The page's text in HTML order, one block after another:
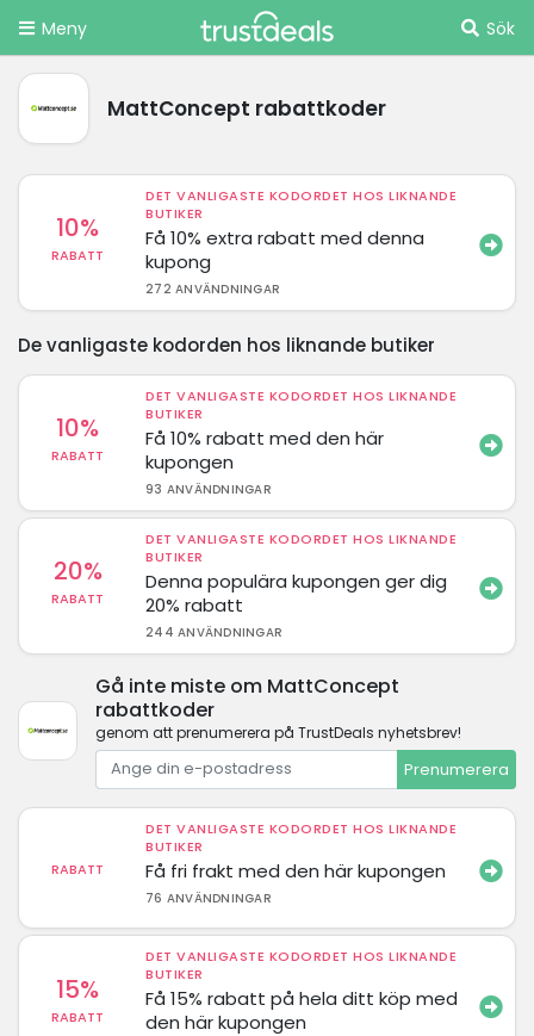
Meny Sök
MattConcept rabattkoder
10%
RABATT
DET VANLIGASTE KODORDET HOS LIKNANDE
BUTIKER
Få 10% extra rabatt med denna
kupong
272 ANVÄNDNINGAR
De vanligaste kodorden hos liknande butiker
10%
RABATT
DET VANLIGASTE KODORDET HOS LIKNANDE
BUTIKER
Få 10% rabatt med den här
kupongen
93 ANVÄNDNINGAR
20%
RABATT
DET VANLIGASTE KODORDET HOS LIKNANDE
BUTIKER
Denna populära kupongen ger dig
20% rabatt
244 ANVÄNDNINGAR
Gå inte miste om MattConcept
rabattkoder
genom att prenumerera på TrustDeals nyhetsbrev!
Prenumerera
RABATT
DET VANLIGASTE KODORDET HOS LIKNANDE
BUTIKER
Få fri frakt med den här kupongen
76 ANVÄNDNINGAR
15%
RABATT
DET VANLIGASTE KODORDET HOS LIKNANDE
BUTIKER
Få 15% rabatt på hela ditt köp med
den här kupongen